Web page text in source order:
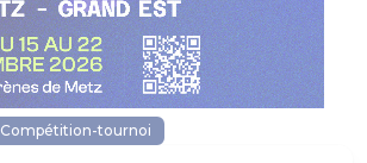
Compétition-tournoi